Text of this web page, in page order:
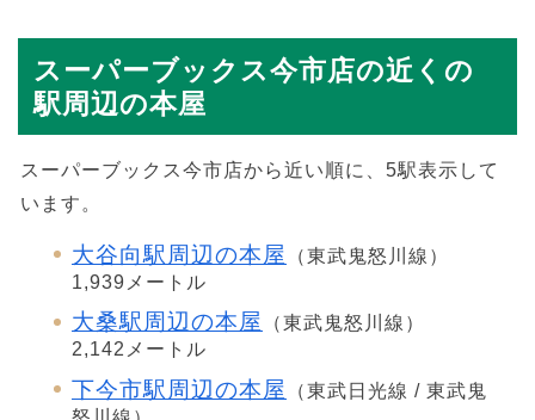
スーパーブックス今市店の近くの
駅周辺の本屋
スーパーブックス今市店から近い順に、5駅表示して
います。
大谷向駅周辺の本屋
（東武鬼怒川線）
1,939メートル
大桑駅周辺の本屋
（東武鬼怒川線）
2,142メートル
下今市駅周辺の本屋
（東武日光線 / 東武鬼